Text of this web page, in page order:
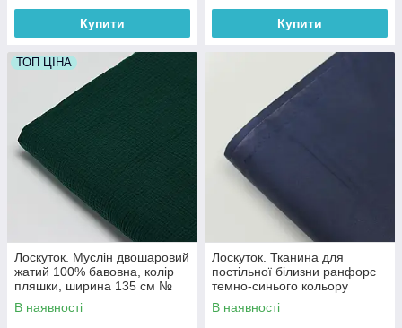
Купити Купити
ТОП ЦІНА
Лоскуток. Муслін двошаровий
жатий 100% бавовна, колір
пляшки, ширина 135 см №
МЖ2-70,45*50 см
В наявності
Лоскуток. Тканина для
постільної білизни ранфорс
темно-синього кольору
Туреччина 240 см No WH-
0074-83, 45*240 см
В наявності